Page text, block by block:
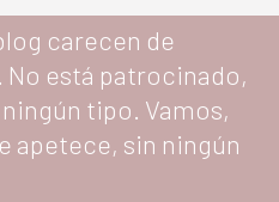
carecen de
está patrocinado,
tipo. Vamos,
apetece, sin ningún